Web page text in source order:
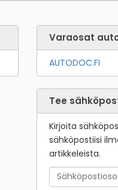
Varaosat
AUTODOC.FI
Tee
Kirjoita
sähköpostiisi
artikkeleista.